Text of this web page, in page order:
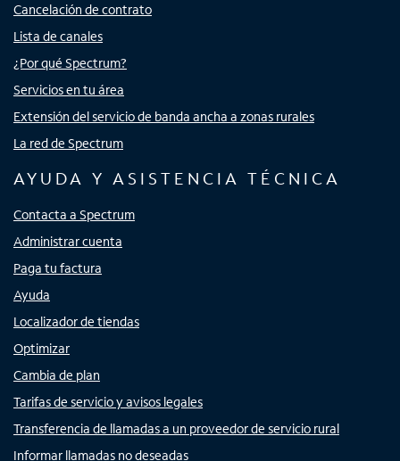
Cancelación de contrato
Lista de canales
¿Por qué Spectrum?
Servicios en tu área
Extensión del servicio de banda ancha a zonas rurales
La red de Spectrum
AYUDA Y ASISTENCIA TÉCNICA
Contacta a Spectrum
Administrar cuenta
Paga tu factura
Ayuda
Localizador de tiendas
Optimizar
Cambia de plan
Tarifas de servicio y avisos legales
Transferencia de llamadas a un proveedor de servicio rural
Informar llamadas no deseadas